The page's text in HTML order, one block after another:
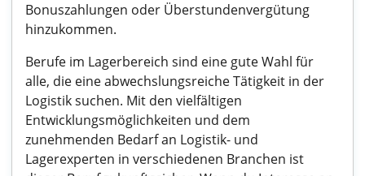
Bonuszahlungen oder Überstundenvergütung
hinzukommen.
Berufe im Lagerbereich sind eine gute Wahl für
alle, die eine abwechslungsreiche Tätigkeit in der
Logistik suchen. Mit den vielfältigen
Entwicklungsmöglichkeiten und dem
zunehmenden Bedarf an Logistik- und
Lagerexperten in verschiedenen Branchen ist